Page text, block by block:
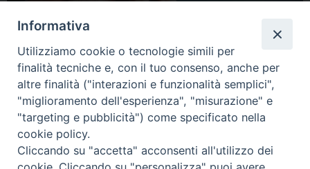
HOME DIOCESI VESCOVO CURIA VESCOVILE NEWS
APPUNTAMENTI CONTATTI SERVIZIO ANTENATI
Informativa
Utilizziamo cookie o tecnologie simili per
finalità tecniche e, con il tuo consenso, anche per
altre finalità ("interazioni e funzionalità semplici",
"miglioramento dell'esperienza", "misurazione" e
"targeting e pubblicità") come specificato nella
cookie policy.
Cliccando su "accetta" acconsenti all'utilizzo dei